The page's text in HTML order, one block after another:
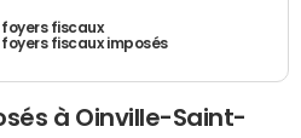
foyers fiscaux
fiscaux imposés
à Oinville-Saint-